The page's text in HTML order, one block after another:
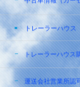
トレーラーハウス
トレーラーハウス
運送会社営業所認